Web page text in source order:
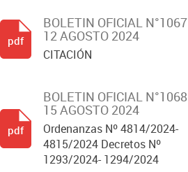
BOLETIN OFICIAL N°1067
12 AGOSTO 2024
CITACIÓN
pdf
BOLETIN OFICIAL N°1068
15 AGOSTO 2024
Ordenanzas Nº 4814/2024-
4815/2024 Decretos Nº
1293/2024- 1294/2024
pdf